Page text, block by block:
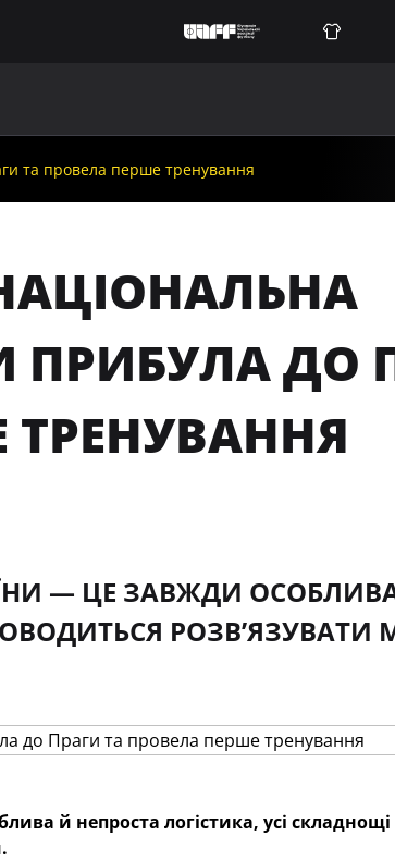
та провела перше тренування
ПРИБУЛА ДО
ТРЕНУВАННЯ
— ЦЕ ЗАВЖДИ
й непроста логістика, усі